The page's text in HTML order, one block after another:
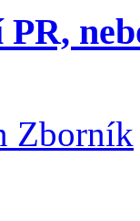
PR,
Zborník